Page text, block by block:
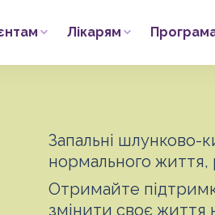
Лікарям
Запальні шлунково-
нормального
Отримайте
змінити своє життя